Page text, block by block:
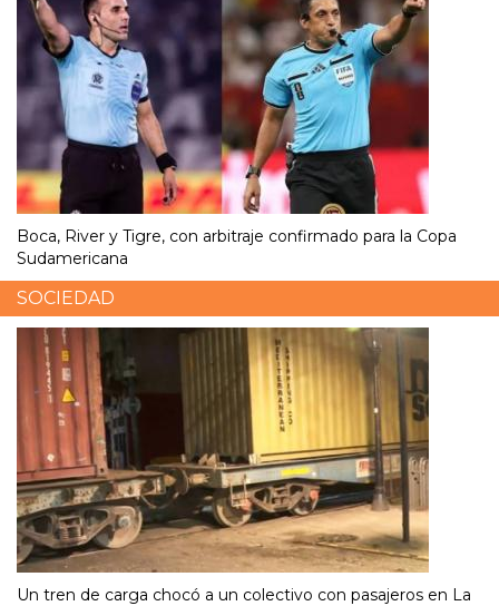
Boca, River y Tigre, con arbitraje confirmado para la Copa
Sudamericana
SOCIEDAD
Un tren de carga chocó a un colectivo con pasajeros en La